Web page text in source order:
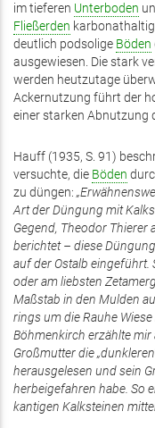
im tieferen Unterboden
Fließerden
deutlich podsolige Böden
ausgewiesen. Die stark
werden heutzutage
Ackernutzung führt der
einer starken Abnutzung
Hauff (1935, S. 91)
versuchte, die Böden
zu düngen:
Art der Düngung mit
Gegend, Theodor Thierer
berichtet – diese
auf der Ostalb eingeführt.
oder am liebsten
Maßstab in den Mulden
rings um die Rauhe
Böhmenkirch erzählte mir
Großmutter die
herausgelesen und sein
herbeigefahren habe. So
kantigen Kalksteinen